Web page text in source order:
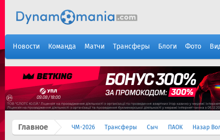
Новости Команда Матчи Трансферы Блоги Фото
Главное ЧМ-2026 Трансферы Сыч ПАОК Назар